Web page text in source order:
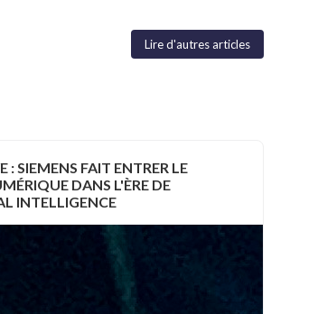
Lire d'autres articles
: SIEMENS FAIT ENTRER LE
DANS L'ÈRE DE
INTELLIGENCE